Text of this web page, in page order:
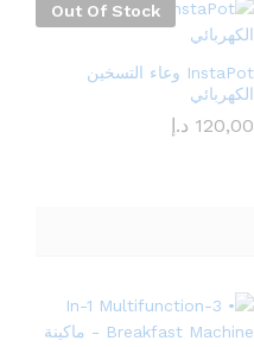
Out Of Stock
InstaPot وعاء التسخين
الكهربائي
120,00 د.إ